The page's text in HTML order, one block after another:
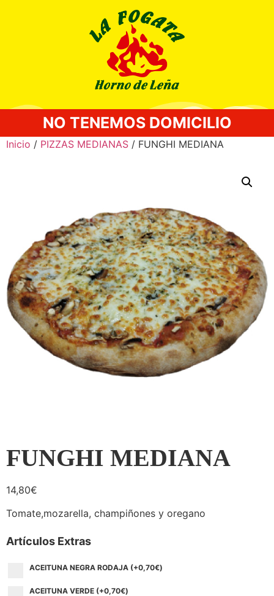
NO TENEMOS DOMICILIO
Inicio / PIZZAS MEDIANAS / FUNGHI MEDIANA
FUNGHI MEDIANA
14,80€
Tomate,mozarella, champiñones y oregano
Artículos Extras
ACEITUNA NEGRA RODAJA (+0,70€)
ACEITUNA VERDE (+0,70€)